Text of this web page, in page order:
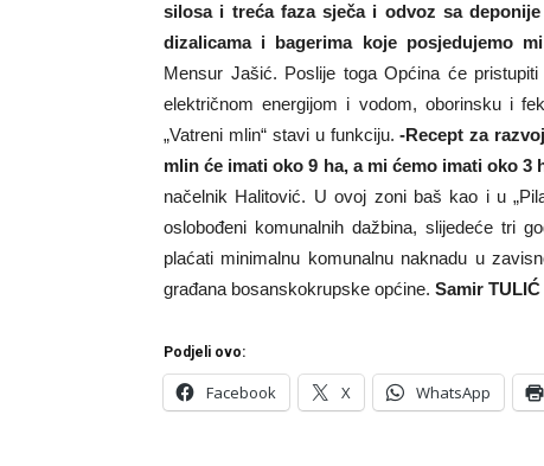
silosa i treća faza sječa i odvoz sa
dizalicama i bagerima koje posjedujemo
Mensur Jašić. Poslije toga Općina će
električnom energijom i vodom, oborinsku i
„Vatreni mlin“ stavi u funkciju.-Recept za
mlin će imati oko 9 ha, a mi ćemo imati oko
načelnik Halitović. U ovoj zoni baš kao i u
oslobođeni komunalnih dažbina, slijedeće tri
plaćati minimalnu komunalnu naknadu u
građana bosanskokrupske općine. Samir TULIĆ
Podjeli ovo:
Facebook X WhatsApp